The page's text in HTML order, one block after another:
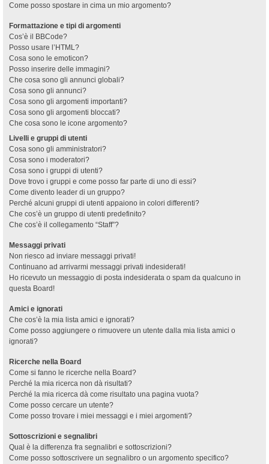
Come posso spostare in cima un mio argomento?
Formattazione e tipi di argomenti
Cos’è il BBCode?
Posso usare l’HTML?
Cosa sono le emoticon?
Posso inserire delle immagini?
Che cosa sono gli annunci globali?
Cosa sono gli annunci?
Cosa sono gli argomenti importanti?
Cosa sono gli argomenti bloccati?
Che cosa sono le icone argomento?
Livelli e gruppi di utenti
Cosa sono gli amministratori?
Cosa sono i moderatori?
Cosa sono i gruppi di utenti?
Dove trovo i gruppi e come posso far parte di uno di essi?
Come divento leader di un gruppo?
Perché alcuni gruppi di utenti appaiono in colori differenti?
Che cos’è un gruppo di utenti predefinito?
Che cos’è il collegamento “Staff”?
Messaggi privati
Non riesco ad inviare messaggi privati!
Continuano ad arrivarmi messaggi privati indesiderati!
Ho ricevuto un messaggio di posta indesiderata o spam da qualcuno in
questa Board!
Amici e ignorati
Che cos’è la mia lista amici e ignorati?
Come posso aggiungere o rimuovere un utente dalla mia lista amici o
ignorati?
Ricerche nella Board
Come si fanno le ricerche nella Board?
Perché la mia ricerca non dà risultati?
Perché la mia ricerca dà come risultato una pagina vuota?
Come posso cercare un utente?
Come posso trovare i miei messaggi e i miei argomenti?
Sottoscrizioni e segnalibri
Qual è la differenza fra segnalibri e sottoscrizioni?
Come posso sottoscrivere un segnalibro o un argomento specifico?